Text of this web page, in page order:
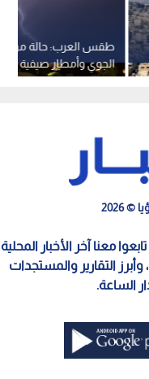
طقس العرب: حالة من
عربية بدءا من الثلاثاء
2026
معنا آخر الأخبار المحلية
التقارير والمستجدات
الساعة.